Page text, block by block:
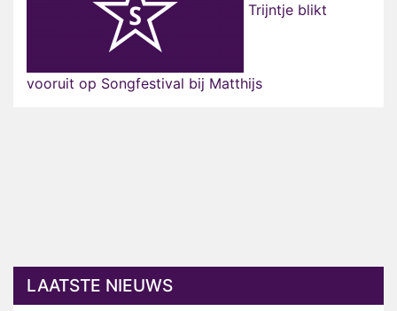
Trijntje blikt
vooruit op Songfestival bij Matthijs
LAATSTE NIEUWS